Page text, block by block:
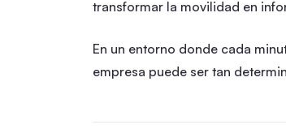
transformar la movilidad en
En un entorno donde cada
empresa puede ser tan